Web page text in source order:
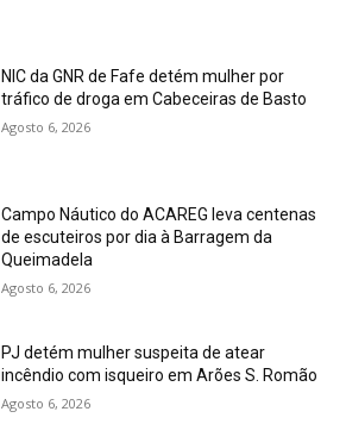
NIC da GNR de Fafe detém mulher por
tráfico de droga em Cabeceiras de Basto
Agosto 6, 2026
Campo Náutico do ACAREG leva centenas
de escuteiros por dia à Barragem da
Queimadela
Agosto 6, 2026
PJ detém mulher suspeita de atear
incêndio com isqueiro em Arões S. Romão
Agosto 6, 2026